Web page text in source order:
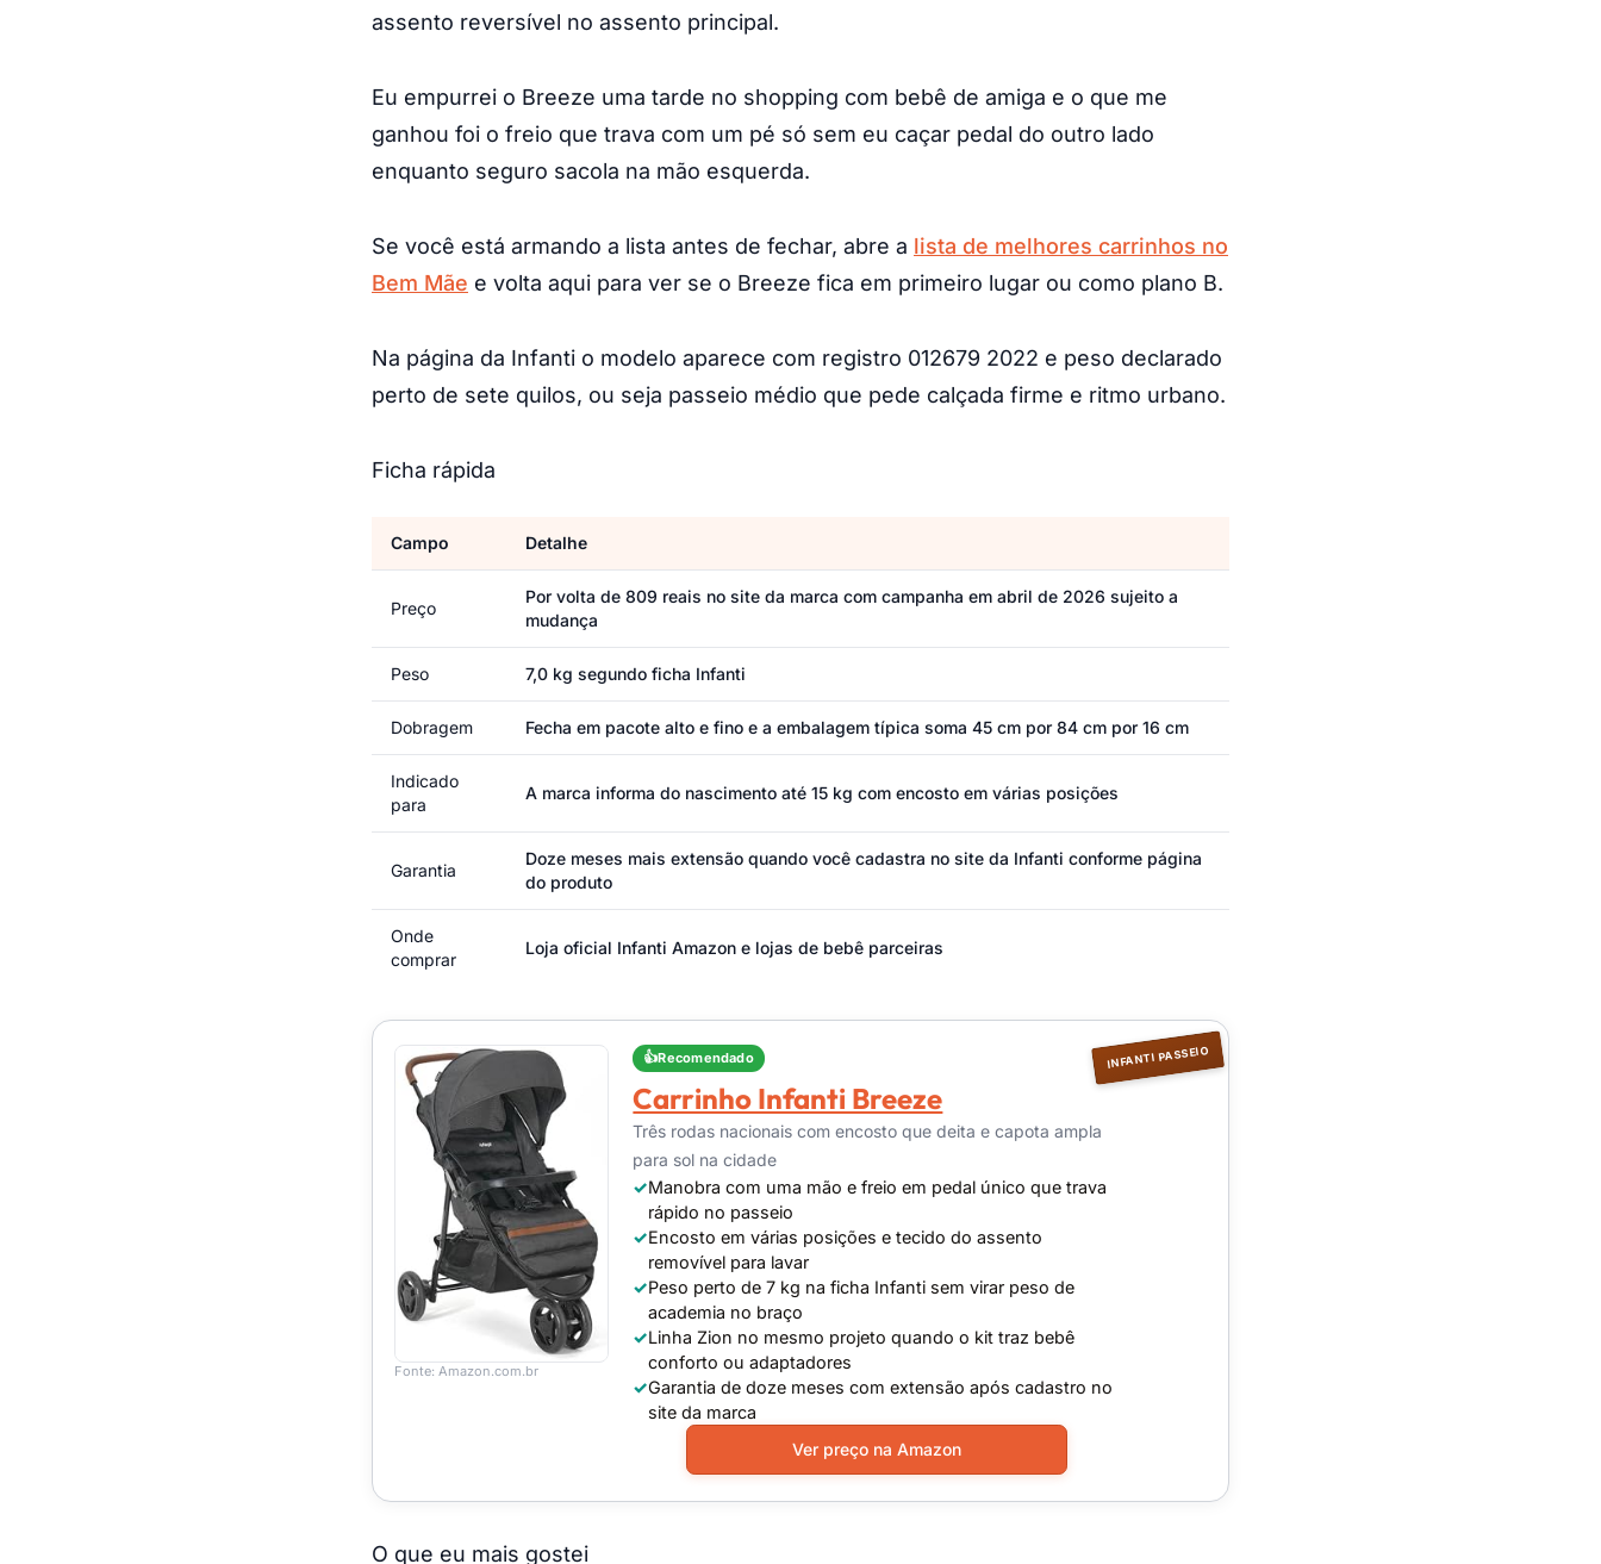
assento reversível no assento principal.
Eu empurrei o Breeze uma tarde no shopping com bebê de amiga e o que me
ganhou foi o freio que trava com um pé só sem eu caçar pedal do outro lado
enquanto seguro sacola na mão esquerda.
Se você está armando a lista antes de fechar, abre a lista de melhores carrinhos no
Bem Mãe e volta aqui para ver se o Breeze fica em primeiro lugar ou como plano B.
Na página da Infanti o modelo aparece com registro 012679 2022 e peso declarado
perto de sete quilos, ou seja passeio médio que pede calçada firme e ritmo urbano.
Ficha rápida
Campo Detalhe
Preço
Por volta de 809 reais no site da marca com campanha em abril de 2026 sujeito a
mudança
Peso 7,0 kg segundo ficha Infanti
Dobragem Fecha em pacote alto e fino e a embalagem típica soma 45 cm por 84 cm por 16 cm
Indicado
para
A marca informa do nascimento até 15 kg com encosto em várias posições
Garantia
Doze meses mais extensão quando você cadastra no site da Infanti conforme página
do produto
Onde
comprar
Loja oficial Infanti Amazon e lojas de bebê parceiras
INFANTI PASSEIO
Fonte: Amazon.com.br
Recomendado
Carrinho Infanti Breeze
Três rodas nacionais com encosto que deita e capota ampla
para sol na cidade
Manobra com uma mão e freio em pedal único que trava
rápido no passeio
Encosto em várias posições e tecido do assento
removível para lavar
Peso perto de 7 kg na ficha Infanti sem virar peso de
academia no braço
Linha Zion no mesmo projeto quando o kit traz bebê
conforto ou adaptadores
Garantia de doze meses com extensão após cadastro no
site da marca
Ver preço na Amazon
O que eu mais gostei